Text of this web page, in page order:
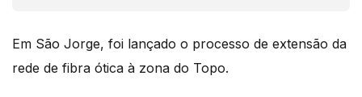
Em São Jorge, foi lançado o processo de extensão da
rede de fibra ótica à zona do Topo.